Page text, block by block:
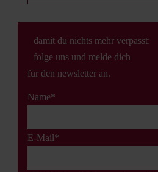
damit du nichts mehr verpasst:
folge uns und melde dich
für den newsletter an.
Name*
E-Mail*